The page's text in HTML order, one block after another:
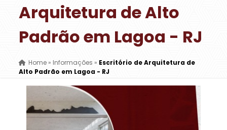
Arquitetura de Alto
Padrão em Lagoa - RJ
Home »Informações » Escritório de Arquitetura de
Alto Padrão em Lagoa - RJ